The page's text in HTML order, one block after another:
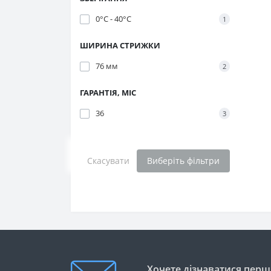
0°C - 40°C
1
ШИРИНА СТРИЖКИ
76 мм
2
ГАРАНТІЯ, МІС
36
3
Скасувати Виберіть фільтри